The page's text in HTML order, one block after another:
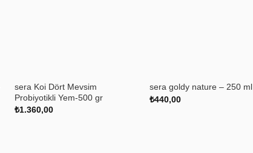
sera Koi Dört Mevsim
Probiyotikli Yem-500 gr
₺1.360,00
sera goldy nature – 250 ml
₺440,00